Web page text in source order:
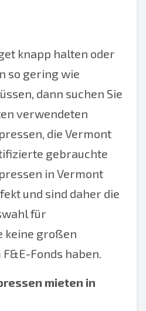
knapp halten oder
so gering wie
dann suchen Sie
verwendeten
die Vermont
gebrauchte
in Vermont
und sind daher die
für
keine großen
Fonds haben.
mieten in